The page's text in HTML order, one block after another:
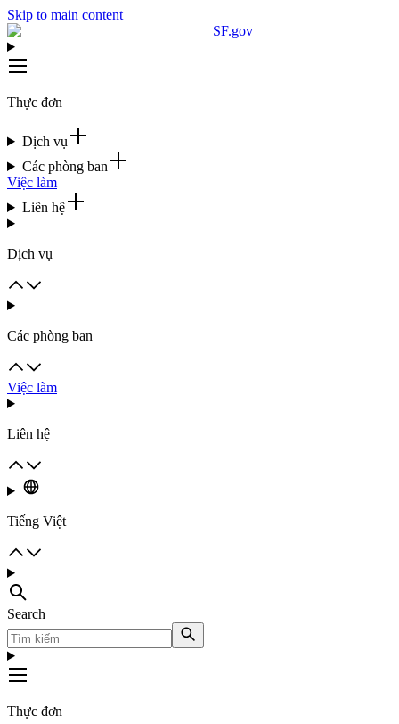
Skip to main content
SF.gov
Thực đơn
Dịch vụ
Các phòng ban
Việc làm
Liên hệ
Dịch vụ
Các phòng ban
Việc làm
Liên hệ
Tiếng Việt
Search
Thực đơn